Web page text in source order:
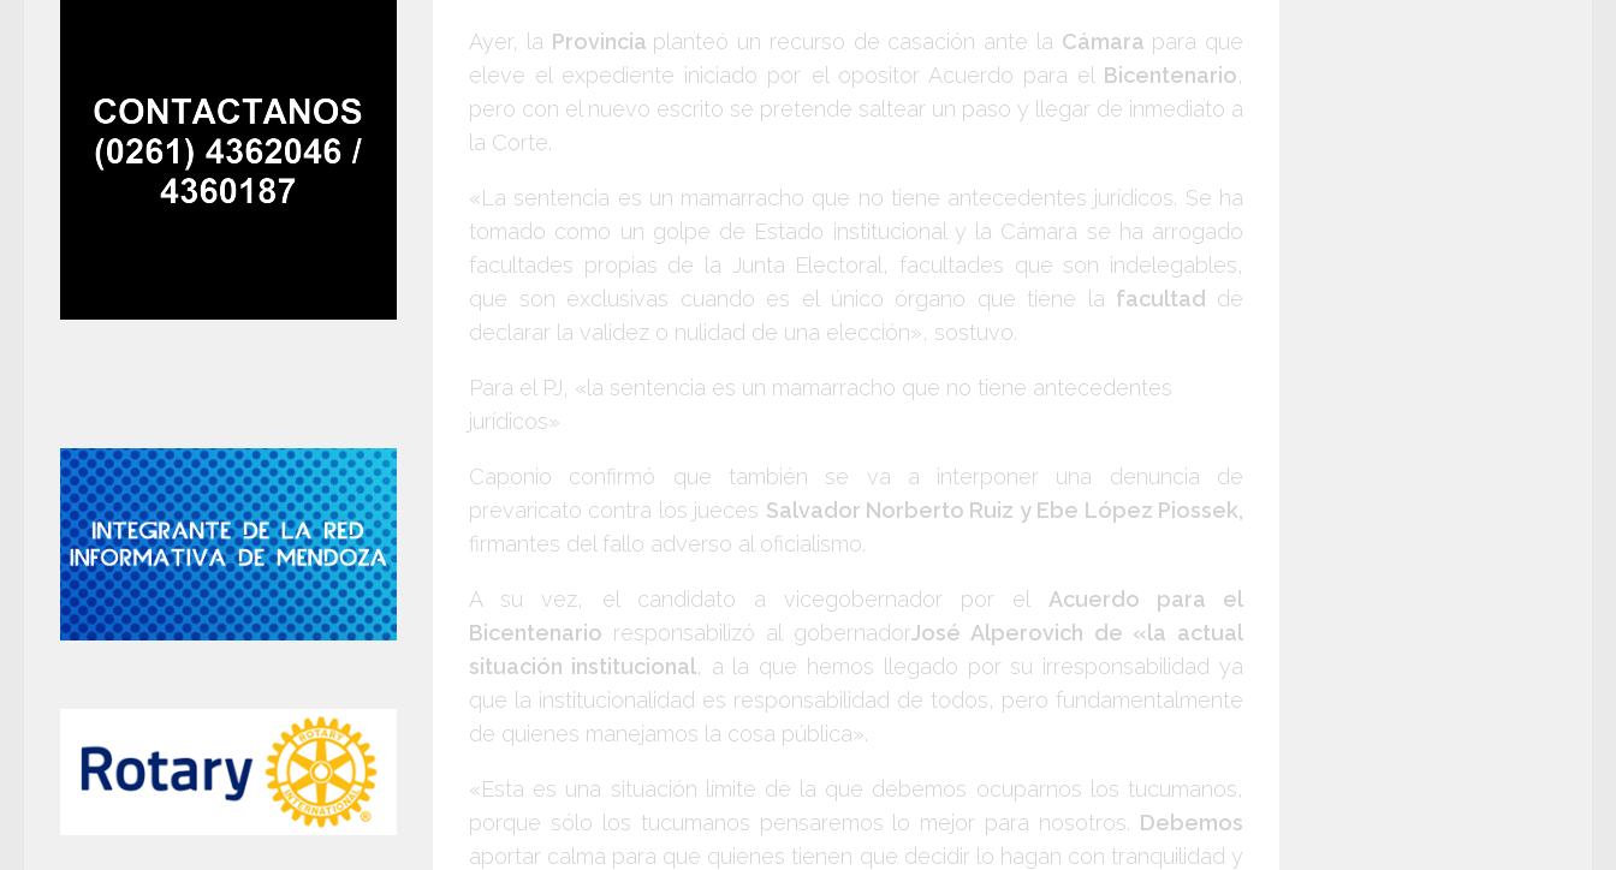
Ayer, la Provincia planteó un recurso de casación ante la Cámara para que
eleve el expediente iniciado por el opositor Acuerdo para el Bicentenario,
pero con el nuevo escrito se pretende saltear un paso y llegar de inmediato a
la Corte.
«La sentencia es un mamarracho que no tiene antecedentes jurídicos. Se ha
tomado como un golpe de Estado institucional y la Cámara se ha arrogado
facultades propias de la Junta Electoral, facultades que son indelegables,
que son exclusivas cuando es el único órgano que tiene la facultad de
declarar la validez o nulidad de una elección», sostuvo.
Para el PJ, «la sentencia es un mamarracho que no tiene antecedentes
jurídicos»
Caponio confirmó que también se va a interponer una denuncia de
prevaricato contra los jueces Salvador Norberto Ruiz y Ebe López Piossek,
firmantes del fallo adverso al oficialismo.
A su vez, el candidato a vicegobernador por el Acuerdo para el
Bicentenario responsabilizó al gobernadorJosé Alperovich de «la actual
situación institucional, a la que hemos llegado por su irresponsabilidad ya
que la institucionalidad es responsabilidad de todos, pero fundamentalmente
de quienes manejamos la cosa pública».
«Esta es una situación límite de la que debemos ocuparnos los tucumanos,
porque sólo los tucumanos pensaremos lo mejor para nosotros. Debemos
aportar calma para que quienes tienen que decidir lo hagan con tranquilidad y